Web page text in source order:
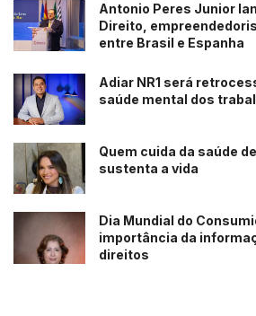
Antonio Peres Junior
Direito,
entre Brasil e Espanha
Adiar NR1 será
saúde mental dos
Quem cuida da saúde
sustenta a vida
Dia Mundial do
importância da
direitos